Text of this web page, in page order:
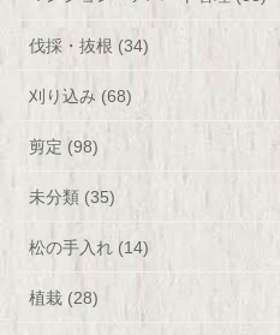
伐採・抜根 (34)
刈り込み (68)
剪定 (98)
未分類 (35)
松の手入れ (14)
植栽 (28)